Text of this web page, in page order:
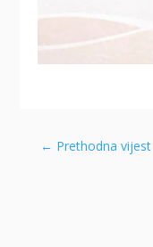
← Prethodna vijest